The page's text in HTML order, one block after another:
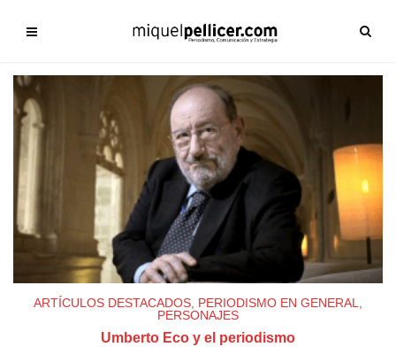
ARTÍCULOS DESTACADOS, PERIODISMO EN GENERAL,
PERSONAJES
Umberto Eco y el periodismo